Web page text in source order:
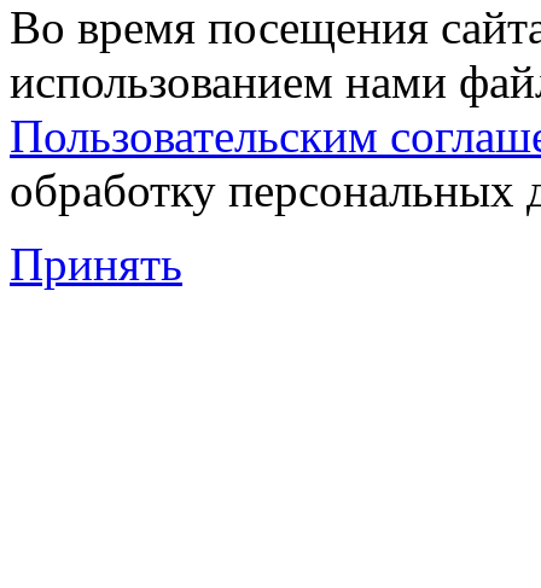
Во время посещения
использованием нами
Пользовательским
обработку персональных
Принять